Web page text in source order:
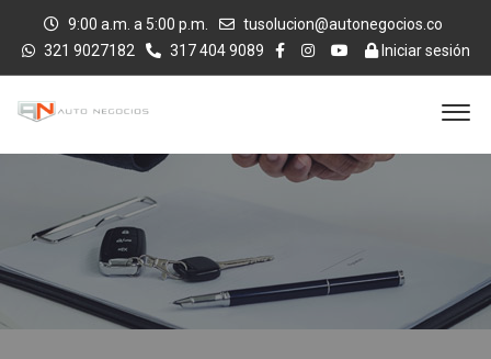
9:00 a.m. a 5:00 p.m.
tusolucion@autonegocios.co
321 9027182
317 404 9089 Iniciar sesión